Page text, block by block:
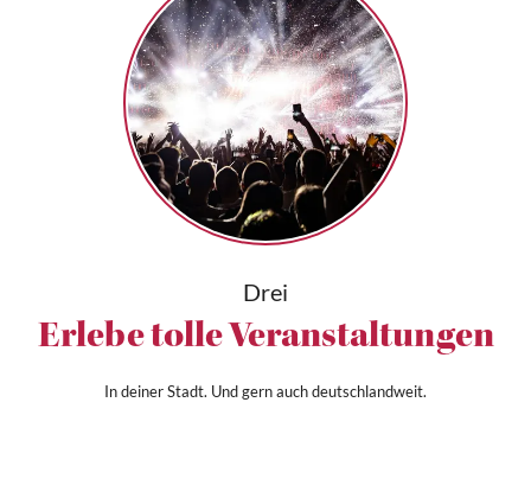
Drei
Erlebe tolle Veranstaltungen
In deiner Stadt. Und gern auch deutschlandweit.